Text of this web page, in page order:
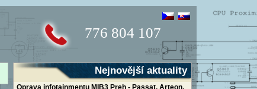
776 804 107
Nejnovější aktuality
Oprava infotainmentu MIB3 Preh - Passat, Arteon,